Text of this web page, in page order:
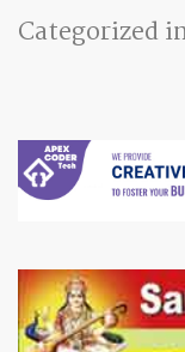
Categorized